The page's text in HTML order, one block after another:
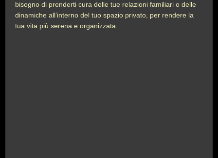
bisogno di prenderti cura delle tue relazioni familiari o delle
dinamiche all’interno del tuo spazio privato, per rendere la
tua vita più serena e organizzata.